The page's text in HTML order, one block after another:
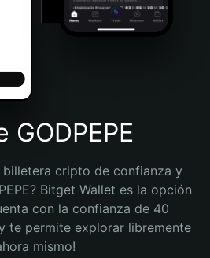
billetera cripto de confianza y
Bitget Wallet es la opción
con la confianza de 40
te permite explorar libremente
mismo!